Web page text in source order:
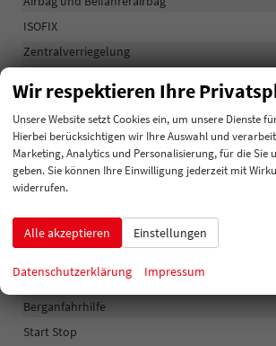
ISOFIX
Zentralverriegelung
Tagfahrlicht
Außen
Türgriffe in Wagenfarbe
Räder & Technik
Berganfahrhilfe
Start Stop
Wir respektieren Ihre
Unsere Website setzt Cookies ein, um unsere Dienste
Hierbei berücksichtigen wir Ihre Auswahl und
Marketing, Analytics und Personalisierung, für die Sie
geben. Sie können Ihre Einwilligung jederzeit mit
widerrufen.
Alle akzeptieren Einstellungen
Datenschutzerklärung Impressum